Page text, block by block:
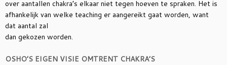
over aantallen chakra’s elkaar niet tegen hoeven te spraken. Het is
afhankelijk van welke teaching er aangereikt gaat worden, want
dat aantal zal
dan gekozen worden.
OSHO’S EIGEN VISIE OMTRENT CHAKRA’S